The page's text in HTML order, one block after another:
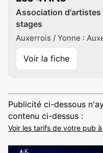
Association
stages
Auxerrois / Yonne :
Voir la fiche
Publicité ci-dessous
contenu ci-dessus :
Voir les tarifs de votre pub